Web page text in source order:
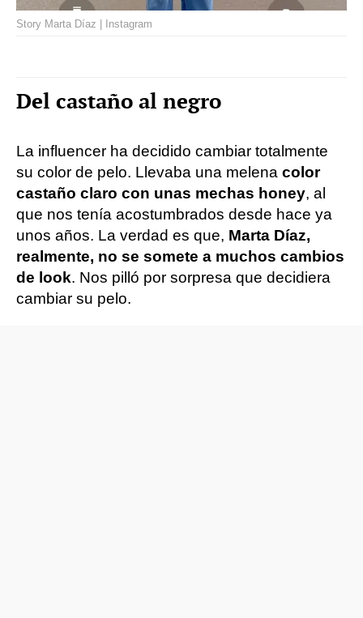
Story Marta Díaz | Instagram
Del castaño al negro
La influencer ha decidido cambiar totalmente
su color de pelo. Llevaba una melena color
castaño claro con unas mechas honey, al
que nos tenía acostumbrados desde hace ya
unos años. La verdad es que, Marta Díaz,
realmente, no se somete a muchos cambios
de look. Nos pilló por sorpresa que decidiera
cambiar su pelo.